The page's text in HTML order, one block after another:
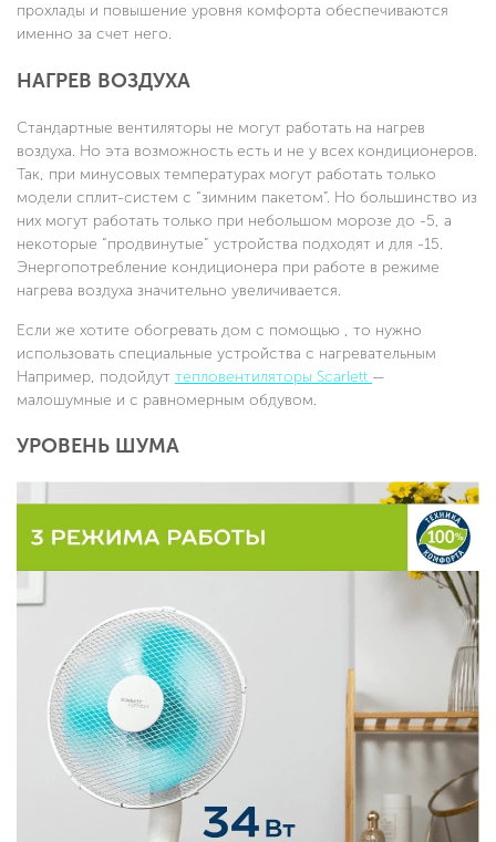
прохлады и повышение уровня комфорта обеспечиваются
именно за счет него.
НАГРЕВ ВОЗДУХА
Стандартные вентиляторы не могут работать на нагрев
воздуха. Но эта возможность есть и не у всех кондиционеров.
Так, при минусовых температурах могут работать только
модели сплит-систем с “зимним пакетом”. Но большинство из
них могут работать только при небольшом морозе до -5, а
некоторые “продвинутые” устройства подходят и для -15.
Энергопотребление кондиционера при работе в режиме
нагрева воздуха значительно увеличивается.
Если же хотите обогревать дом с помощью , то нужно
использовать специальные устройства с нагревательным
Например, подойдут тепловентиляторы Scarlett —
малошумные и с равномерным обдувом.
УРОВЕНЬ ШУМА